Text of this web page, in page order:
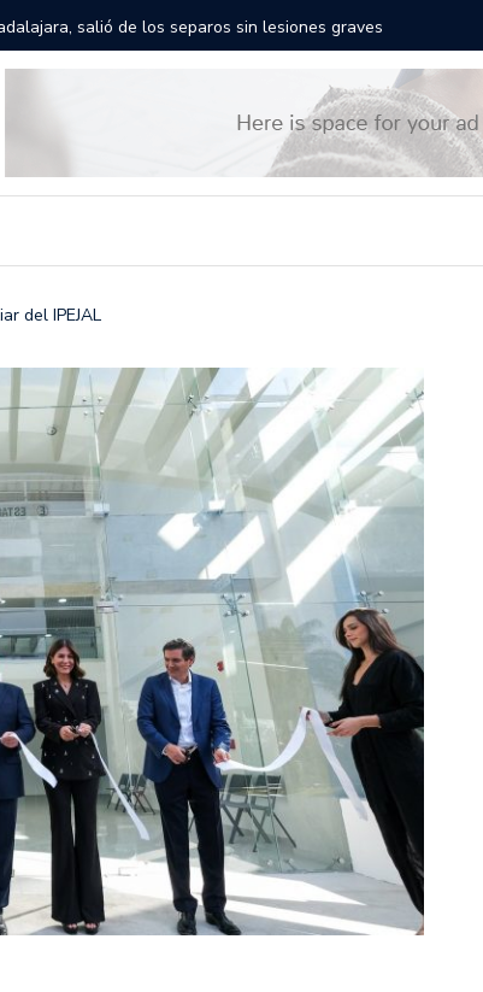
de Guadalajara: aparta la fecha Todo
del IPEJAL